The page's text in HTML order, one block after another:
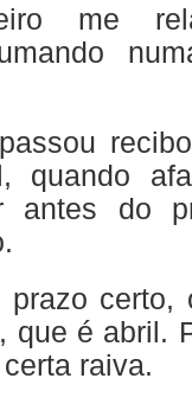
me
quando
antes do
prazo
que é abril.
raiva.